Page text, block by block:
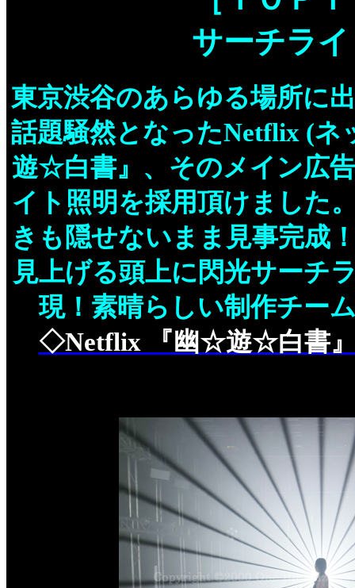
サーチラ
東京渋谷のあらゆる場所に
話題騒然となったNetflix (
遊☆白書』、そのメイン広
イト照明を採用頂けました
きも隠せないまま見事完成
見上げる頭上に閃光サーチ
現！素晴らしい制作チー
◇Netflix 『幽☆遊☆白書